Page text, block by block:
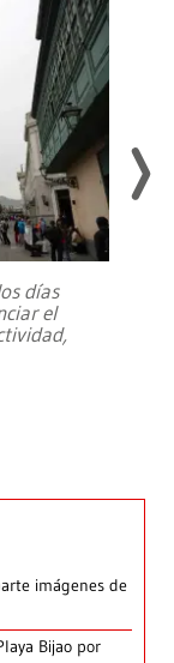
días
el
imágenes de
Bijao por